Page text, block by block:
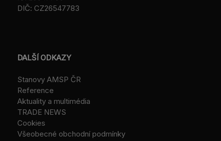
DIČ: CZ26547783
DALŠÍ ODKAZY
Stanovy AMSP ČR
Reference
Aktuality a multimédia
TRADE NEWS
Cookies
Všeobecné obchodní podmínky